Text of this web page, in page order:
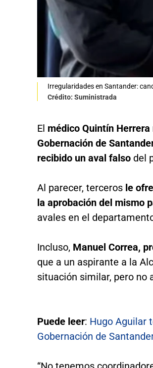
Irregularidades en Santander:
Crédito: Suministrada
El médico Quintín
Gobernación de
recibido un aval falso del
Al parecer, tercerosle
la aprobación del mismo
avales en el
Incluso, Manuel Correa,
que a un aspirante a la
situación similar, pero no
Puede leer: Hugo Aguilar
Gobernación de